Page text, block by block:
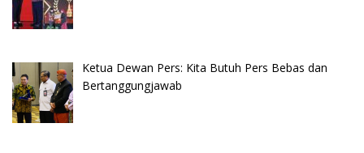
Ketua Dewan Pers: Kita Butuh Pers Bebas dan
Bertanggungjawab